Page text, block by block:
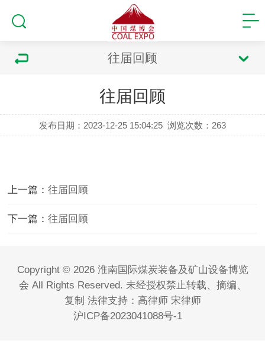
往届回顾
往届回顾
发布日期：2023-12-25 15:04:25 浏览次数： 263
上一篇：往届回顾
下一篇：往届回顾
Copyright © 2026 淮南国际煤炭装备及矿山设备博览
会 All Rights Reserved. 未经授权禁止转载、摘编、
复制 法律支持：高律师 宋律师
沪ICP备2023041088号-1